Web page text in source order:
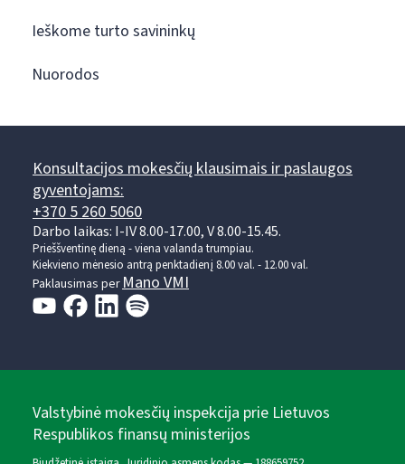
Ieškome turto savininkų
Nuorodos
Konsultacijos mokesčių klausimais ir paslaugos
gyventojams:
+370 5 260 5060
Darbo laikas: I-IV 8.00-17.00, V 8.00-15.45.
Prieššventinę dieną - viena valanda trumpiau.
Kiekvieno mėnesio antrą penktadienį 8.00 val. - 12.00 val.
Paklausimas perMano VMI
Valstybinė mokesčių inspekcija prie Lietuvos
Respublikos finansų ministerijos